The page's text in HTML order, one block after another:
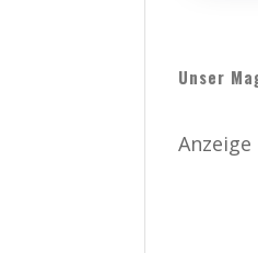
Unser
Anzeige